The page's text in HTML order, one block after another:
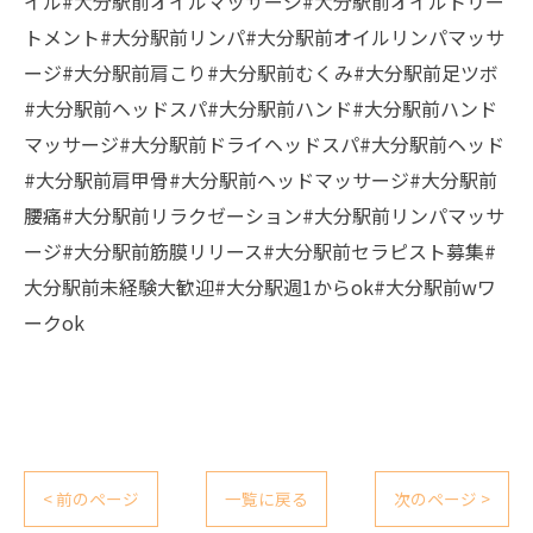
トメント#大分駅前リンパ#大分駅前オイルリンパマッサ
ージ#大分駅前肩こり#大分駅前むくみ#大分駅前足ツボ
#大分駅前ヘッドスパ#大分駅前ハンド#大分駅前ハンド
マッサージ#大分駅前ドライヘッドスパ#大分駅前ヘッド
#大分駅前肩甲骨#大分駅前ヘッドマッサージ#大分駅前
腰痛#大分駅前リラクゼーション#大分駅前リンパマッサ
ージ#大分駅前筋膜リリース#大分駅前セラピスト募集#
大分駅前未経験大歓迎#大分駅週1からok#大分駅前wワ
ークok
< 前のページ 一覧に戻る 次のページ >